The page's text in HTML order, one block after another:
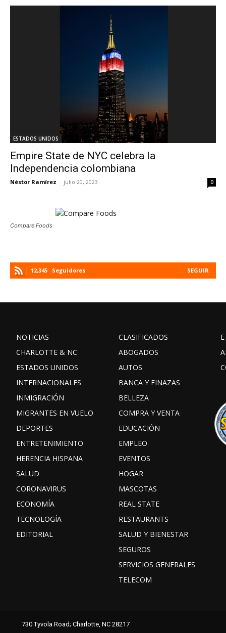
ESTADOS UNIDOS
Empire State de NYC celebra la
Independencia colombiana
Néstor Ramírez - julio 20, 2023 0
Compare Foods
12,345 Seguidores SEGUIR
NOTICIAS
CHARLOTTE & NC
ESTADOS UNIDOS
INTERNACIONALES
INMIGRACIÓN
MIGRANTES EN VUELO
DEPORTES
ENTRETENIMIENTO
HERENCIA HISPANA
SALUD
CORONAVIRUS
ECONOMÍA
TECNOLOGÍA
EDITORIAL
CLASIFICADOS
ABOGADOS
AUTOS
BANCA Y FINAZAS
BELLEZA
COMPRA Y VENTA
EDUCACIÓN
EMPLEO
EVENTOS
HOGAR
MASCOTAS
REAL STATE
RESTAURANTS
SALUD Y BIENESTAR
SEGUROS
SERVICIOS GENERALES
TELECOM
Facebook Instagram
730 Tyvola Road; Charlotte, NC 28217